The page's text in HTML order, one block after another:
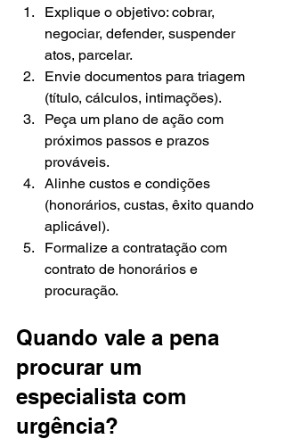
Explique o objetivo: cobrar,
negociar, defender, suspender
atos, parcelar.
Envie documentos para triagem
(título, cálculos, intimações).
Peça um plano de ação com
próximos passos e prazos
prováveis.
Alinhe custos e condições
(honorários, custas, êxito quando
aplicável).
Formalize a contratação com
contrato de honorários e
procuração.
Quando vale a pena
procurar um
especialista com
urgência?